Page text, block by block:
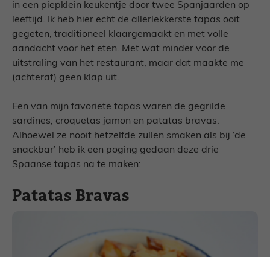
in een piepklein keukentje door twee Spanjaarden op
leeftijd. Ik heb hier echt de allerlekkerste tapas ooit
gegeten, traditioneel klaargemaakt en met volle
aandacht voor het eten. Met wat minder voor de
uitstraling van het restaurant, maar dat maakte me
(achteraf) geen klap uit.
Een van mijn favoriete tapas waren de gegrilde
sardines, croquetas jamon en patatas bravas.
Alhoewel ze nooit hetzelfde zullen smaken als bij ‘de
snackbar’ heb ik een poging gedaan deze drie
Spaanse tapas na te maken:
Patatas Bravas